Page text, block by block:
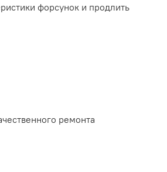
форсунок и продлить
ремонта